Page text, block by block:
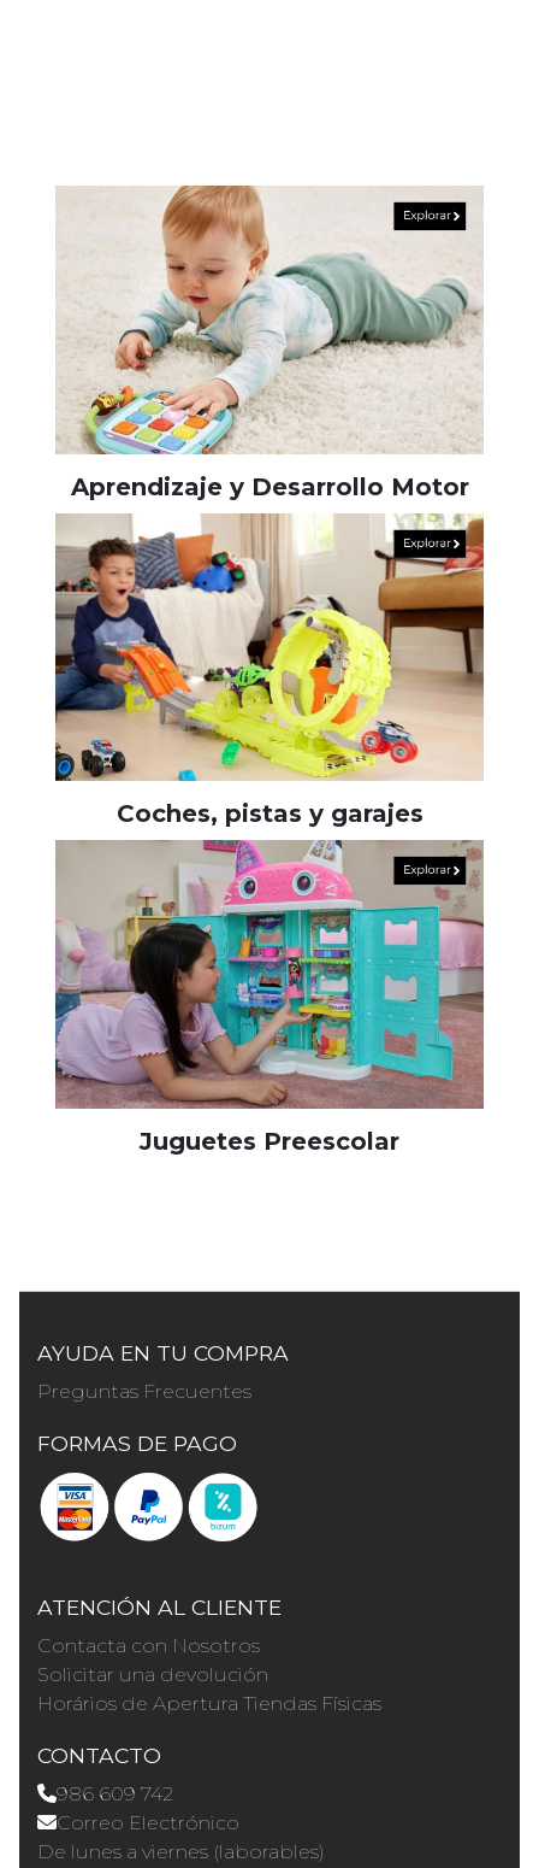
Aprendizaje y Desarrollo Motor
Coches, pistas y garajes
Juguetes Preescolar
AYUDA EN TU COMPRA
Preguntas Frecuentes
FORMAS DE PAGO
ATENCIÓN AL CLIENTE
Contacta con Nosotros
Solicitar una devolución
Horários de Apertura Tiendas Físicas
CONTACTO
986 609 742
Correo Electrónico
De lunes a viernes (laborables)